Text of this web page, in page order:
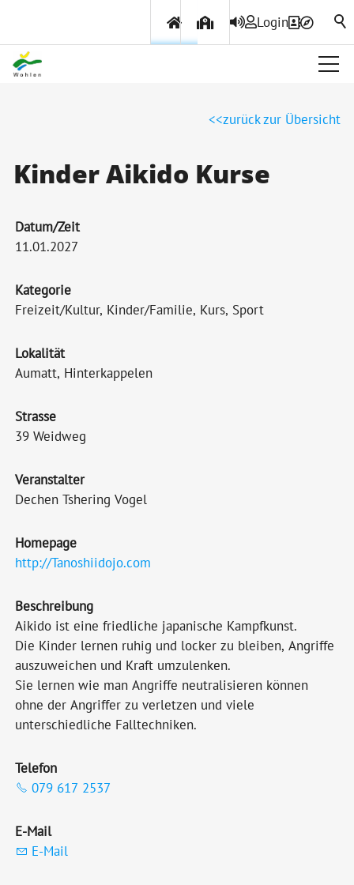
Login
Politik & Verwaltung
Themen & Services
zurück zur Übersicht
Kinder Aikido Kurse
Datum/Zeit
11.01.2027
Kategorie
Freizeit/Kultur, Kinder/Familie, Kurs, Sport
Lokalität
Aumatt, Hinterkappelen
Strasse
39 Weidweg
Veranstalter
Dechen Tshering Vogel
Homepage
http://Tanoshiidojo.com
Beschreibung
Aikido ist eine friedliche japanische Kampfkunst.
Die Kinder lernen ruhig und locker zu bleiben, Angriffe
auszuweichen und Kraft umzulenken.
Sie lernen wie man Angriffe neutralisieren können
ohne der Angriffer zu verletzen und viele
unterschiedliche Falltechniken.
Telefon
079 617 2537
E-Mail
E-Mail